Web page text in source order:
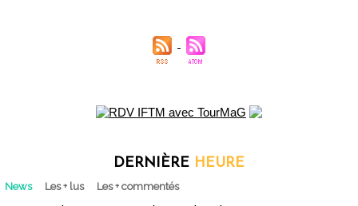
DERNIÈRE HEURE
News Les + lus Les + commentés